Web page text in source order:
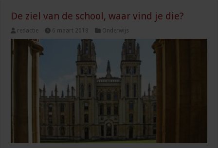
De ziel van de school, waar vind je die?
redactie 6 maart 2018 Onderwijs